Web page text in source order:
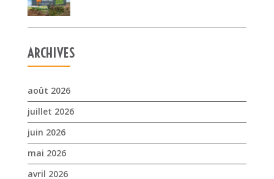
ARCHIVES
août 2026
juillet 2026
juin 2026
mai 2026
avril 2026